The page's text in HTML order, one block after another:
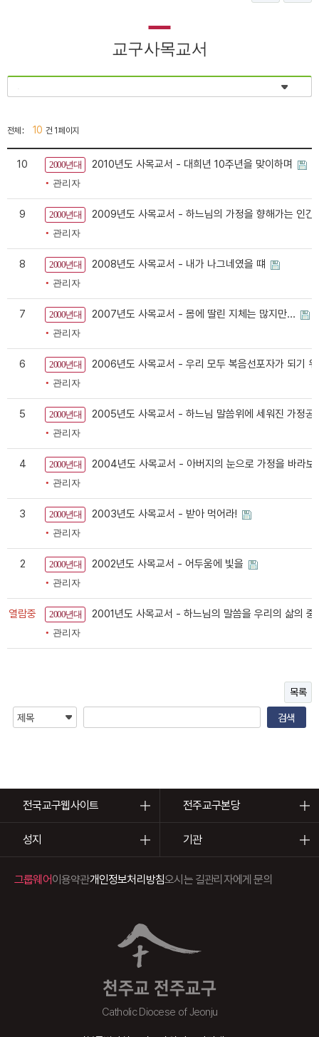
교구사목교서
전체 : 10 건 1 페이지
10 2000년대 2010년도 사목교서 - 대희년 10주년을 맞이하며
관리자
9 2000년대 2009년도 사목교서 - 하느님의 가정을 향해가는 인
관리자
8 2000년대 2008년도 사목교서 - 내가 나그네였을 떄
관리자
7 2000년대 2007년도 사목교서 - 몸에 딸린 지체는 많지만...
관리자
6 2000년대 2006년도 사목교서 - 우리 모두 복음선포자가 되기
관리자
5 2000년대 2005년도 사목교서 - 하느님 말씀위에 세워진 가정공
관리자
4 2000년대 2004년도 사목교서 - 아버지의 눈으로 가정을 바라
관리자
3 2000년대 2003년도 사목교서 - 받아 먹어라!
관리자
2 2000년대 2002년도 사목교서 - 어두움에 빛을
관리자
열람중 2000년대 2001년도 사목교서 - 하느님의 말씀을 우리의 삶의
관리자
목록
전국교구웹사이트 전주교구본당
성지 기관
천주교 전주교구
Catholic Diocese of Jeonju
그룹웨어이용약관개인정보처리방침오시는 길관리자에게 문의